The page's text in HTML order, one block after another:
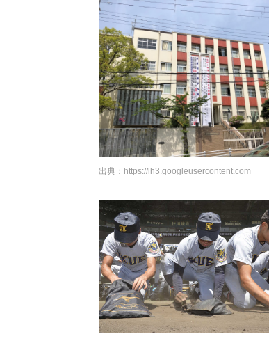
出典： https://lh3.googleusercontent.com